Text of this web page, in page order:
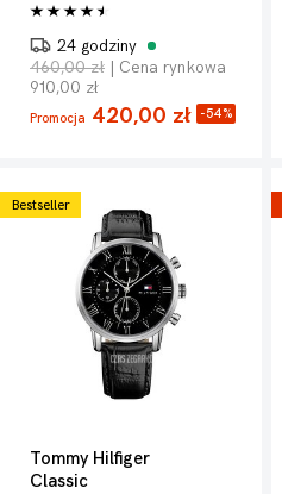
24 godziny
460,00 zł | Cena rynkowa
910,00 zł
Promocja 420,00 zł -54%
Bestseller
Tommy Hilfiger
Classic